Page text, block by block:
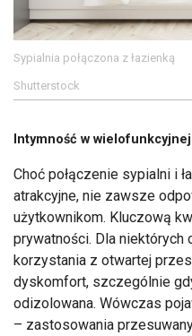
Sypialnia połączona z łazienką
Shutterstock
Intymność w
Choć połączenie sypialni i
atrakcyjne, nie zawsze
użytkownikom. Kluczową
prywatności. Dla
korzystania z otwartej
dyskomfort, szczególnie
odizolowana. Wówczas
– zastosowania